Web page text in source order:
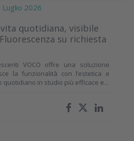
2026
quotidiana, visibile
su richiesta
VOCO offre una soluzione
la funzionalità con l’estetica e
quotidiano in studio più efficace e...